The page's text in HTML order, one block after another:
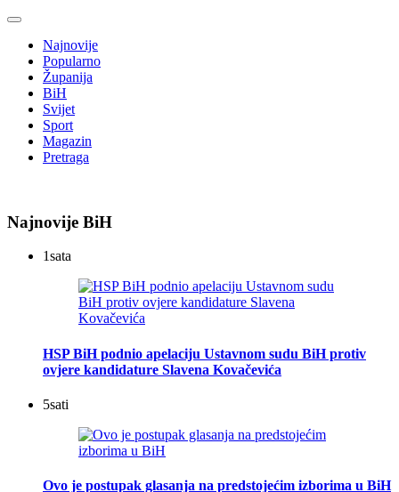
Najnovije
Popularno
Županija
BiH
Svijet
Sport
Magazin
Pretraga
Najnovije BiH
1sata
HSP BiH podnio apelaciju Ustavnom sudu BiH protiv
ovjere kandidature Slavena Kovačevića
5sati
Ovo je postupak glasanja na predstojećim izborima u BiH